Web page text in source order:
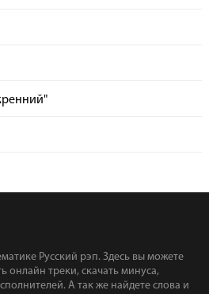
Русский рэп. Здесь вы можете
онлайн треки, скачать минуса,
А так же найдете слова и